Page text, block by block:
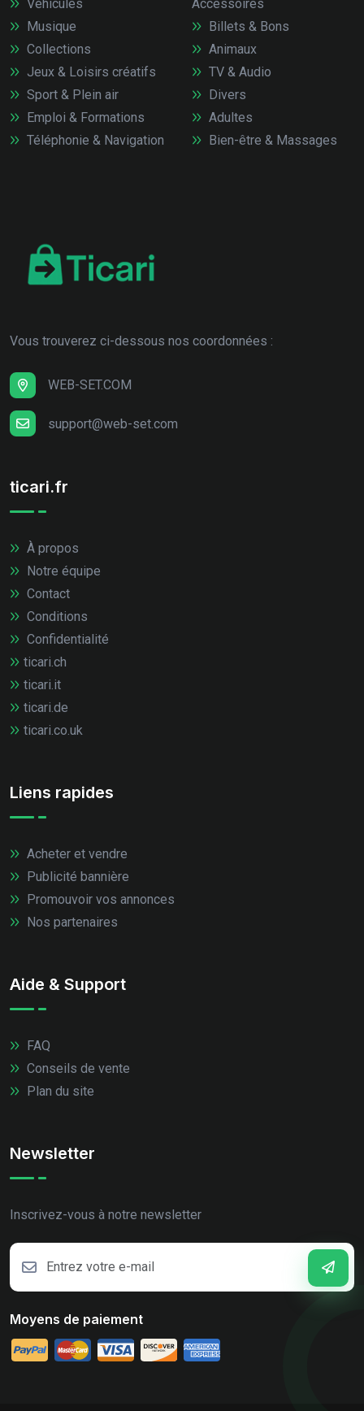
Véhicules
Accessoires
Musique
Collections
Jeux & Loisirs créatifs
Sport & Plein air
Emploi & Formations
Téléphonie & Navigation
Billets & Bons
Animaux
TV & Audio
Divers
Adultes
Bien-être & Massages
Vous trouverez ci-dessous nos coordonnées :
WEB-SET.COM
support@web-set.com
ticari.fr
À propos
Notre équipe
Contact
Conditions
Confidentialité
ticari.ch
ticari.it
ticari.de
ticari.co.uk
Liens rapides
Acheter et vendre
Publicité bannière
Promouvoir vos annonces
Nos partenaires
Aide & Support
FAQ
Conseils de vente
Plan du site
Newsletter
Inscrivez-vous à notre newsletter
Moyens de paiement